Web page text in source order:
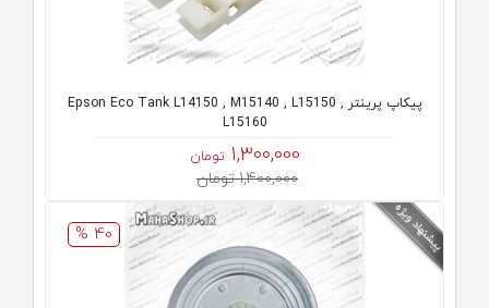
پیکاپ پرینتر Epson Eco Tank L14150 , M15140 , L15150 ,
L15160
1,300,000 تومان
1,400,000 تومان
40 %